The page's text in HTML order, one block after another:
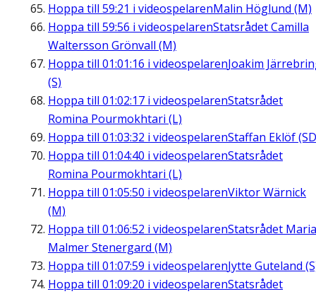
Hoppa till 59:21 i videospelarenMalin Höglund (M)
Hoppa till 59:56 i videospelarenStatsrådet Camilla
Waltersson Grönvall (M)
Hoppa till 01:01:16 i videospelarenJoakim
(S)
Hoppa till 01:02:17 i videospelarenStatsrådet
Romina Pourmokhtari (L)
Hoppa till 01:03:32 i videospelarenStaffan Eklöf
Hoppa till 01:04:40 i videospelarenStatsrådet
Romina Pourmokhtari (L)
Hoppa till 01:05:50 i videospelarenViktor Wärnick
(M)
Hoppa till 01:06:52 i videospelarenStatsrådet Maria
Malmer Stenergard (M)
Hoppa till 01:07:59 i videospelarenJytte Guteland
Hoppa till 01:09:20 i videospelarenStatsrådet